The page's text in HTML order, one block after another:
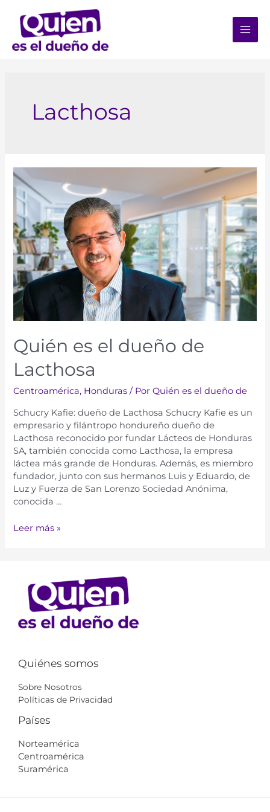
Lacthosa
Quién es el dueño de
Lacthosa
Centroamérica, Honduras / PorQuién es el dueño de
Schucry Kafie: dueño de Lacthosa Schucry Kafie es un
empresario y filántropo hondureño dueño de
Lacthosa reconocido por fundar Lácteos de Honduras
SA, también conocida como Lacthosa, la empresa
láctea más grande de Honduras. Además, es miembro
fundador, junto con sus hermanos Luis y Eduardo, de
Luz y Fuerza de San Lorenzo Sociedad Anónima,
conocida …
Leer más »
Quiénes somos
Sobre Nosotros
Políticas de Privacidad
Países
Norteamérica
Centroamérica
Suramérica​​